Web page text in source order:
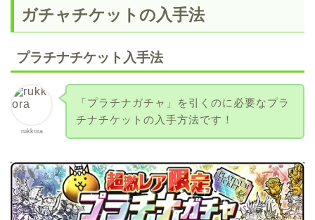
ガチャチケットの入手法
プラチナチケット入手法
rukkora
「プラチナガチャ」を引くのに必要なプラ
チナチケットの入手方法です！